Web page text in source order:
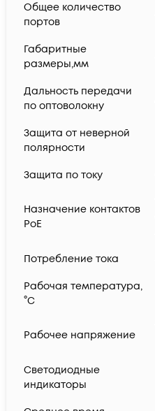
Общее количество
портов
Габаритные
размеры,мм
Дальность передачи
по оптоволокну
Защита от неверной
полярности
Защита по току
Назначение контактов
PoE
Потребление тока
Рабочая температура,
°С
Рабочее напряжение
Светодиодные
индикаторы